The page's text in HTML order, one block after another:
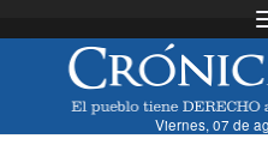
Viernes, 07 de